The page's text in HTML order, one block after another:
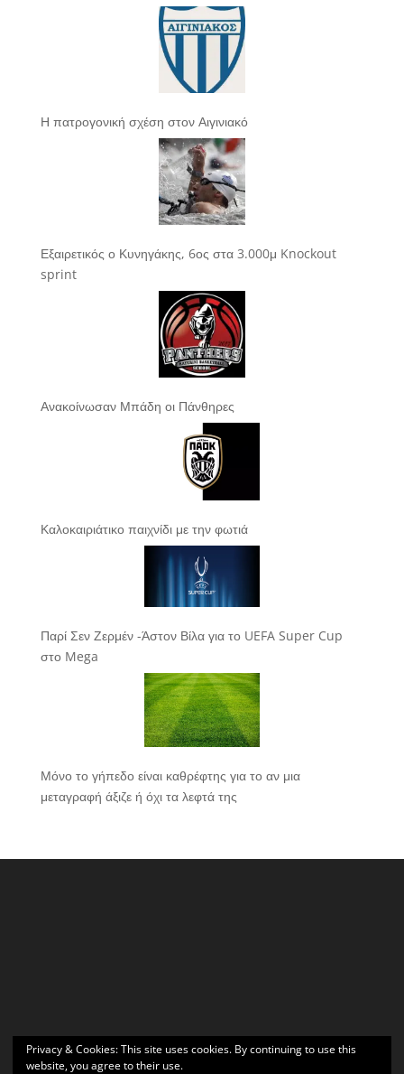
Η πατρογονική σχέση στον Αιγινιακό
Εξαιρετικός ο Κυνηγάκης, 6ος στα 3.000μ Knockout
sprint
Ανακοίνωσαν Μπάδη οι Πάνθηρες
Καλοκαιριάτικο παιχνίδι με την φωτιά
Παρί Σεν Ζερμέν -Άστον Βίλα για το UEFA Super Cup
στο Mega
Μόνο το γήπεδο είναι καθρέφτης για το αν μια
μεταγραφή άξιζε ή όχι τα λεφτά της
Privacy & Cookies: This site uses cookies. By continuing to use this
website, you agree to their use.